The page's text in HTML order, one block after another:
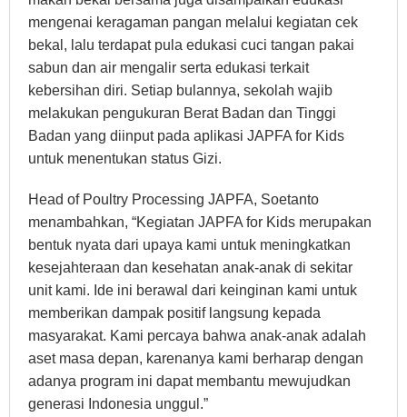
mengenai keragaman pangan melalui kegiatan cek
bekal, lalu terdapat pula edukasi cuci tangan pakai
sabun dan air mengalir serta edukasi terkait
kebersihan diri. Setiap bulannya, sekolah wajib
melakukan pengukuran Berat Badan dan Tinggi
Badan yang diinput pada aplikasi JAPFA for Kids
untuk menentukan status Gizi.
Head of Poultry Processing JAPFA, Soetanto
menambahkan, “Kegiatan JAPFA for Kids merupakan
bentuk nyata dari upaya kami untuk meningkatkan
kesejahteraan dan kesehatan anak-anak di sekitar
unit kami. Ide ini berawal dari keinginan kami untuk
memberikan dampak positif langsung kepada
masyarakat. Kami percaya bahwa anak-anak adalah
aset masa depan, karenanya kami berharap dengan
adanya program ini dapat membantu mewujudkan
generasi Indonesia unggul.”